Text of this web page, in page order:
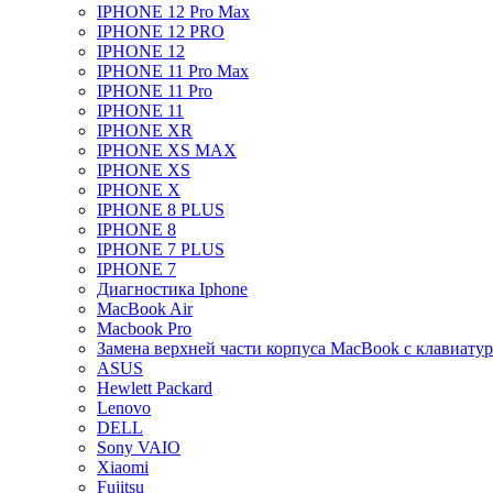
IPHONE 12 Pro Max
IPHONE 12 PRO
IPHONE 12
IPHONE 11 Pro Max
IPHONE 11 Pro
IPHONE 11
IPHONE XR
IPHONE XS MAX
IPHONE XS
IPHONE X
IPHONE 8 PLUS
IPHONE 8
IPHONE 7 PLUS
IPHONE 7
Диагностика Iphone
MacBook Air
Macbook Pro
Замена верхней части корпуса MacBook с
ASUS
Hewlett Packard
Lenovo
DELL
Sony VAIO
Xiaomi
Fujitsu